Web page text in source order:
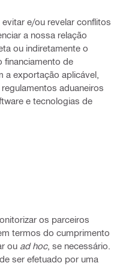
e/ou revelar conflitos
a nossa relação
ou indiretamente o
financiamento de
exportação aplicável,
aduaneiros
e tecnologias de
os parceiros
termos do cumprimento
ou ad hoc, se necessário.
ser efetuado por uma